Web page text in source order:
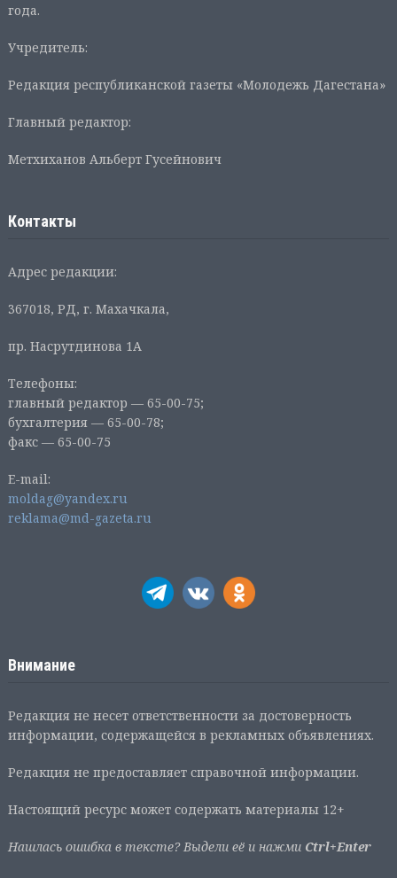
года.
Учредитель:
Редакция республиканской газеты «Молодежь Дагестана»
Главный редактор:
Метхиханов Альберт Гусейнович
Контакты
Адрес редакции:
367018, РД, г. Махачкала,
пр. Насрутдинова 1А
Телефоны:
главный редактор — 65-00-75;
бухгалтерия — 65-00-78;
факс — 65-00-75
E-mail:
moldag@yandex.ru
reklama@md-gazeta.ru
Внимание
Редакция не несет ответственности за достоверность
информации, содержащейся в рекламных объявлениях.
Редакция не предоставляет справочной информации.
Настоящий ресурс может содержать материалы 12+
Нашлась ошибка в тексте? Выдели её и нажми Ctrl+Enter